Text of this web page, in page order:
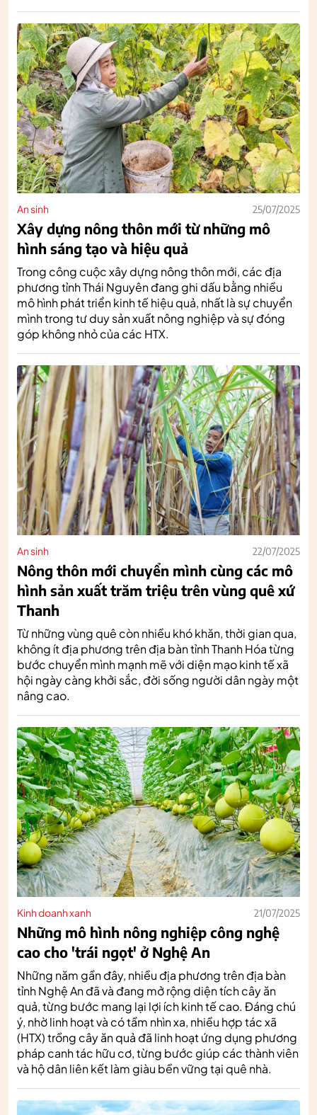
An sinh 25/07/2025
Xây dựng nông thôn mới từ những mô
hình sáng tạo và hiệu quả
Trong công cuộc xây dựng nông thôn mới, các địa
phương tỉnh Thái Nguyên đang ghi dấu bằng nhiều
mô hình phát triển kinh tế hiệu quả, nhất là sự chuyển
mình trong tư duy sản xuất nông nghiệp và sự đóng
góp không nhỏ của các HTX.
An sinh 22/07/2025
Nông thôn mới chuyển mình cùng các mô
hình sản xuất trăm triệu trên vùng quê xứ
Thanh
Từ những vùng quê còn nhiều khó khăn, thời gian qua,
không ít địa phương trên địa bàn tỉnh Thanh Hóa từng
bước chuyển mình mạnh mẽ với diện mạo kinh tế xã
hội ngày càng khởi sắc, đời sống người dân ngày một
nâng cao.
Kinh doanh xanh 21/07/2025
Những mô hình nông nghiệp công nghệ
cao cho 'trái ngọt' ở Nghệ An
Những năm gần đây, nhiều địa phương trên địa bàn
tỉnh Nghệ An đã và đang mở rộng diện tích cây ăn
quả, từng bước mang lại lợi ích kinh tế cao. Đáng chú
ý, nhờ linh hoạt và có tầm nhìn xa, nhiều hợp tác xã
(HTX) trồng cây ăn quả đã linh hoạt ứng dụng phương
pháp canh tác hữu cơ, từng bước giúp các thành viên
và hộ dân liên kết làm giàu bền vững tại quê nhà.